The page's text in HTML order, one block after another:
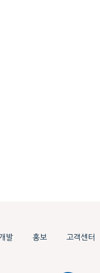
발 홍보 고객센터